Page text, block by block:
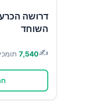
דרושה
השוחד
✍️
7,540